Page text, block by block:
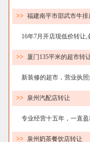
>> 福建南平市邵武市牛排
16年7月开店现低价转让,
>> 厦门135平米的超市转
新装修的超市，营业执照
>> 泉州汽配店转让
专业经营十五年，一直盈
>> 泉州奶茶餐饮店转让